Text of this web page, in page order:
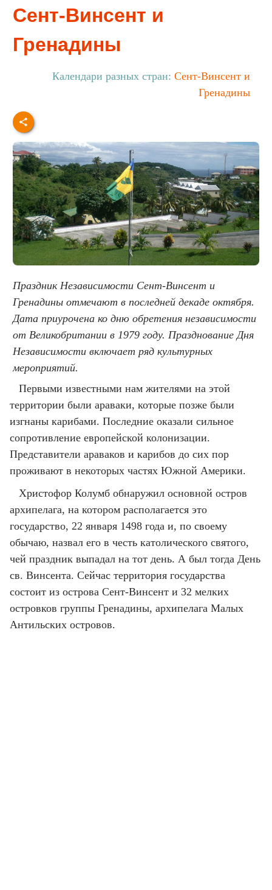
Сент-Винсент и
Гренадины
Календари разных стран: Сент-Винсент и
Гренадины
Праздник Независимости Сент-Винсент и
Гренадины отмечают в последней декаде октября.
Дата приурочена ко дню обретения независимости
от Великобритании в 1979 году. Празднование Дня
Независимости включает ряд культурных
мероприятий.
Первыми известными нам жителями на этой
территории были араваки, которые позже были
изгнаны карибами. Последние оказали сильное
сопротивление европейской колонизации.
Представители араваков и карибов до сих пор
проживают в некоторых частях Южной Америки.
Христофор Колумб обнаружил основной остров
архипелага, на котором располагается это
государство, 22 января 1498 года и, по своему
обычаю, назвал его в честь католического святого,
чей праздник выпадал на тот день. А был тогда День
св. Винсента. Сейчас территория государства
состоит из острова Сент-Винсент и 32 мелких
островков группы Гренадины, архипелага Малых
Антильских островов.